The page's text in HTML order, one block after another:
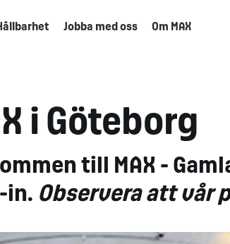
Jobba med oss Om MAX
i Göteborg
till MAX -
in. Observera att vår